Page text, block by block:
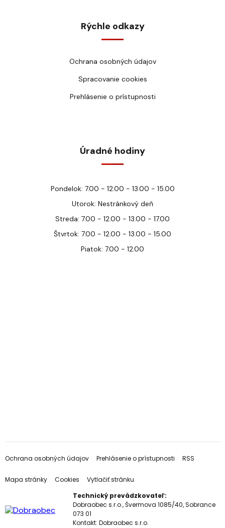
Rýchle odkazy
Ochrana osobných údajov
Spracovanie cookies
Prehlásenie o prístupnosti
Úradné hodiny
Pondelok: 7.00 - 12.00 - 13.00 - 15.00
Utorok: Nestránkový deň
Streda: 7.00 - 12.00 - 13.00 - 17.00
Štvrtok: 7.00 - 12.00 - 13.00 - 15.00
Piatok: 7.00 - 12.00
Ochrana osobných údajov Prehlásenie o prístupnosti RSS
Mapa stránky Cookies
Vytlačiť stránku
Technický prevádzkovateľ:
Dobraobec s.r.o., Švermova 1085/40, Sobrance
073 01
Kontakt: Dobraobec s.r.o.